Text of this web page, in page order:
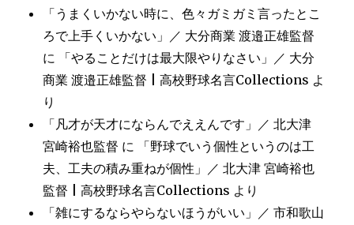
「うまくいかない時に、色々ガミガミ言ったとこ
ろで上手くいかない」／ 大分商業 渡邉正雄監督
に
「やることだけは最大限やりなさい」／ 大分
商業 渡邉正雄監督 | 高校野球名言Collections よ
り
「凡才が天才にならんでええんです」／ 北大津
宮崎裕也監督 に
「野球でいう個性というのは工
夫、工夫の積み重ねが個性」／ 北大津 宮崎裕也
監督 | 高校野球名言Collections より
「雑にするならやらないほうがいい」／ 市和歌山